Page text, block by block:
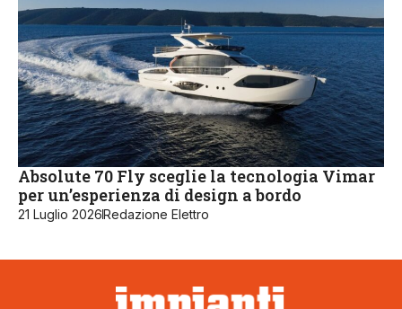
Absolute 70 Fly sceglie la tecnologia Vimar
per un’esperienza di design a bordo
21 Luglio 2026Redazione Elettro